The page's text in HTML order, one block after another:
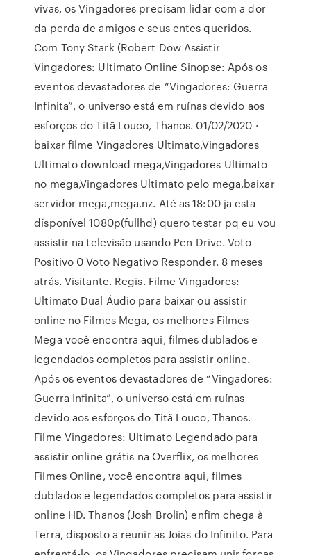
vivas, os Vingadores precisam lidar com a dor
da perda de amigos e seus entes queridos.
Com Tony Stark (Robert Dow Assistir
Vingadores: Ultimato Online Sinopse: Após os
eventos devastadores de “Vingadores: Guerra
Infinita”, o universo está em ruínas devido aos
esforços do Titã Louco, Thanos. 01/02/2020 ·
baixar filme Vingadores Ultimato,Vingadores
Ultimato download mega,Vingadores Ultimato
no mega,Vingadores Ultimato pelo mega,baixar
servidor mega,mega.nz. Até as 18:00 ja esta
dísponível 1080p(fullhd) quero testar pq eu vou
assistir na televisão usando Pen Drive. Voto
Positivo 0 Voto Negativo Responder. 8 meses
atrás. Visitante. Regis. Filme Vingadores:
Ultimato Dual Áudio para baixar ou assistir
online no Filmes Mega, os melhores Filmes
Mega você encontra aqui, filmes dublados e
legendados completos para assistir online.
Após os eventos devastadores de “Vingadores:
Guerra Infinita”, o universo está em ruínas
devido aos esforços do Titã Louco, Thanos.
Filme Vingadores: Ultimato Legendado para
assistir online grátis na Overflix, os melhores
Filmes Online, você encontra aqui, filmes
dublados e legendados completos para assistir
online HD. Thanos (Josh Brolin) enfim chega à
Terra, disposto a reunir as Joias do Infinito. Para